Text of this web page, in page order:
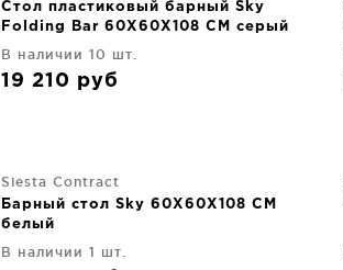
Стол пластиковый барный Sky
Folding Bar 60X60X108 CM серый
В наличии 10 шт.
19 210 руб
Siesta Contract
Барный стол Sky 60X60X108 CM
белый
В наличии 1 шт.